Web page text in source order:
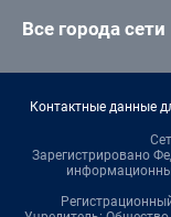
Все города сети
Контактные данные
Зарегистрировано